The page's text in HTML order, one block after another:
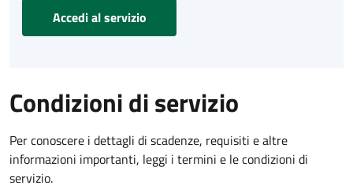
Accedi al servizio
Condizioni di servizio
Per conoscere i dettagli di scadenze, requisiti e altre
informazioni importanti, leggi i termini e le condizioni di
servizio.